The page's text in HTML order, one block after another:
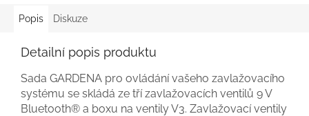
Popis Diskuze
Detailní popis produktu
Sada GARDENA pro ovládání vašeho zavlažovacího
systému se skládá ze tří zavlažovacích ventilů 9 V
Bluetooth® a boxu na ventily V3. Zavlažovací ventily